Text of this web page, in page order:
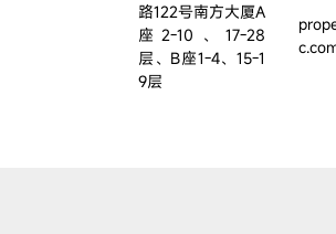
路122号南方大厦A
座2-10、17-28
层、B座1-4、15-1
9层